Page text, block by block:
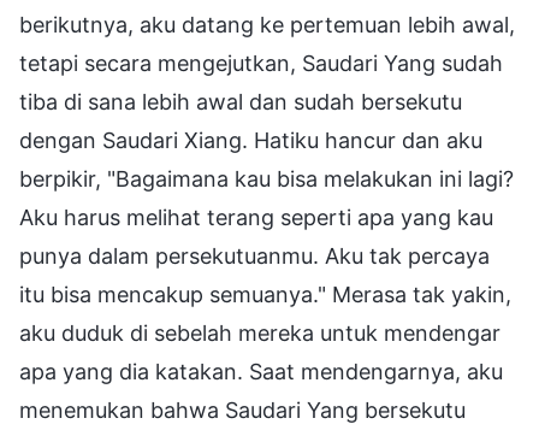
berikutnya, aku datang ke pertemuan lebih awal,
tetapi secara mengejutkan, Saudari Yang sudah
tiba di sana lebih awal dan sudah bersekutu
dengan Saudari Xiang. Hatiku hancur dan aku
berpikir, "Bagaimana kau bisa melakukan ini lagi?
Aku harus melihat terang seperti apa yang kau
punya dalam persekutuanmu. Aku tak percaya
itu bisa mencakup semuanya." Merasa tak yakin,
aku duduk di sebelah mereka untuk mendengar
apa yang dia katakan. Saat mendengarnya, aku
menemukan bahwa Saudari Yang bersekutu